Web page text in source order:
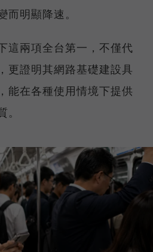
而明顯降速。
這兩項全台第一，不僅代
更證明其網路基礎建設具
能在各種使用情境下提供